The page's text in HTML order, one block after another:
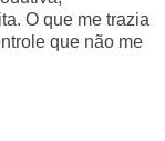
O que me trazia
que não me